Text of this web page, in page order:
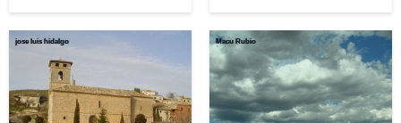
jose luis hidalgo Macu Rubio